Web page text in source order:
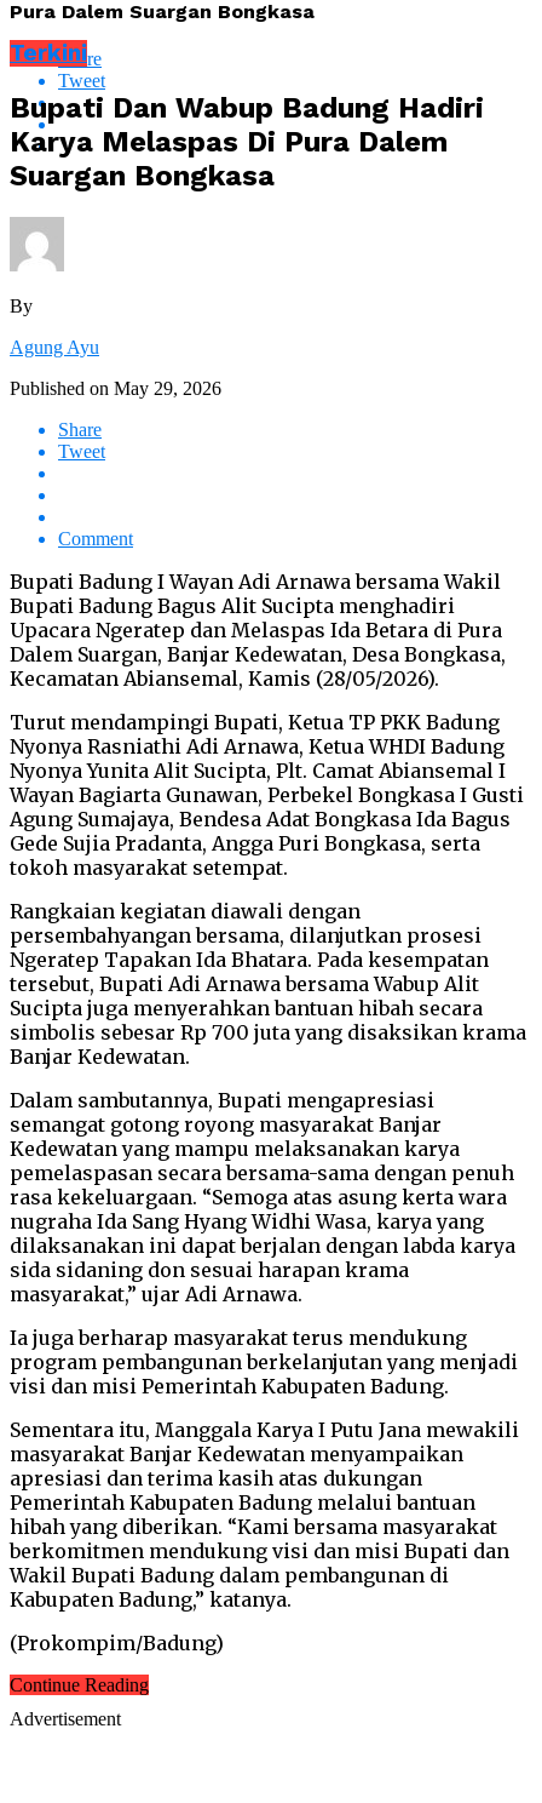
Pura Dalem Suargan Bongkasa
Share
Tweet
Terkini
Bupati Dan Wabup Badung Hadiri
Karya Melaspas Di Pura Dalem
Suargan Bongkasa
By
Agung Ayu
Published on May 29, 2026
Share
Tweet
Comment
Bupati Badung I Wayan Adi Arnawa bersama Wakil
Bupati Badung Bagus Alit Sucipta menghadiri
Upacara Ngeratep dan Melaspas Ida Betara di Pura
Dalem Suargan, Banjar Kedewatan, Desa Bongkasa,
Kecamatan Abiansemal, Kamis (28/05/2026).
Turut mendampingi Bupati, Ketua TP PKK Badung
Nyonya Rasniathi Adi Arnawa, Ketua WHDI Badung
Nyonya Yunita Alit Sucipta, Plt. Camat Abiansemal I
Wayan Bagiarta Gunawan, Perbekel Bongkasa I Gusti
Agung Sumajaya, Bendesa Adat Bongkasa Ida Bagus
Gede Sujia Pradanta, Angga Puri Bongkasa, serta
tokoh masyarakat setempat.
Rangkaian kegiatan diawali dengan
persembahyangan bersama, dilanjutkan prosesi
Ngeratep Tapakan Ida Bhatara. Pada kesempatan
tersebut, Bupati Adi Arnawa bersama Wabup Alit
Sucipta juga menyerahkan bantuan hibah secara
simbolis sebesar Rp 700 juta yang disaksikan krama
Banjar Kedewatan.
Dalam sambutannya, Bupati mengapresiasi
semangat gotong royong masyarakat Banjar
Kedewatan yang mampu melaksanakan karya
pemelaspasan secara bersama-sama dengan penuh
rasa kekeluargaan. “Semoga atas asung kerta wara
nugraha Ida Sang Hyang Widhi Wasa, karya yang
dilaksanakan ini dapat berjalan dengan labda karya
sida sidaning don sesuai harapan krama
masyarakat,” ujar Adi Arnawa.
Ia juga berharap masyarakat terus mendukung
program pembangunan berkelanjutan yang menjadi
visi dan misi Pemerintah Kabupaten Badung.
Sementara itu, Manggala Karya I Putu Jana mewakili
masyarakat Banjar Kedewatan menyampaikan
apresiasi dan terima kasih atas dukungan
Pemerintah Kabupaten Badung melalui bantuan
hibah yang diberikan. “Kami bersama masyarakat
berkomitmen mendukung visi dan misi Bupati dan
Wakil Bupati Badung dalam pembangunan di
Kabupaten Badung,” katanya.
(Prokompim/Badung)
Continue Reading
Advertisement